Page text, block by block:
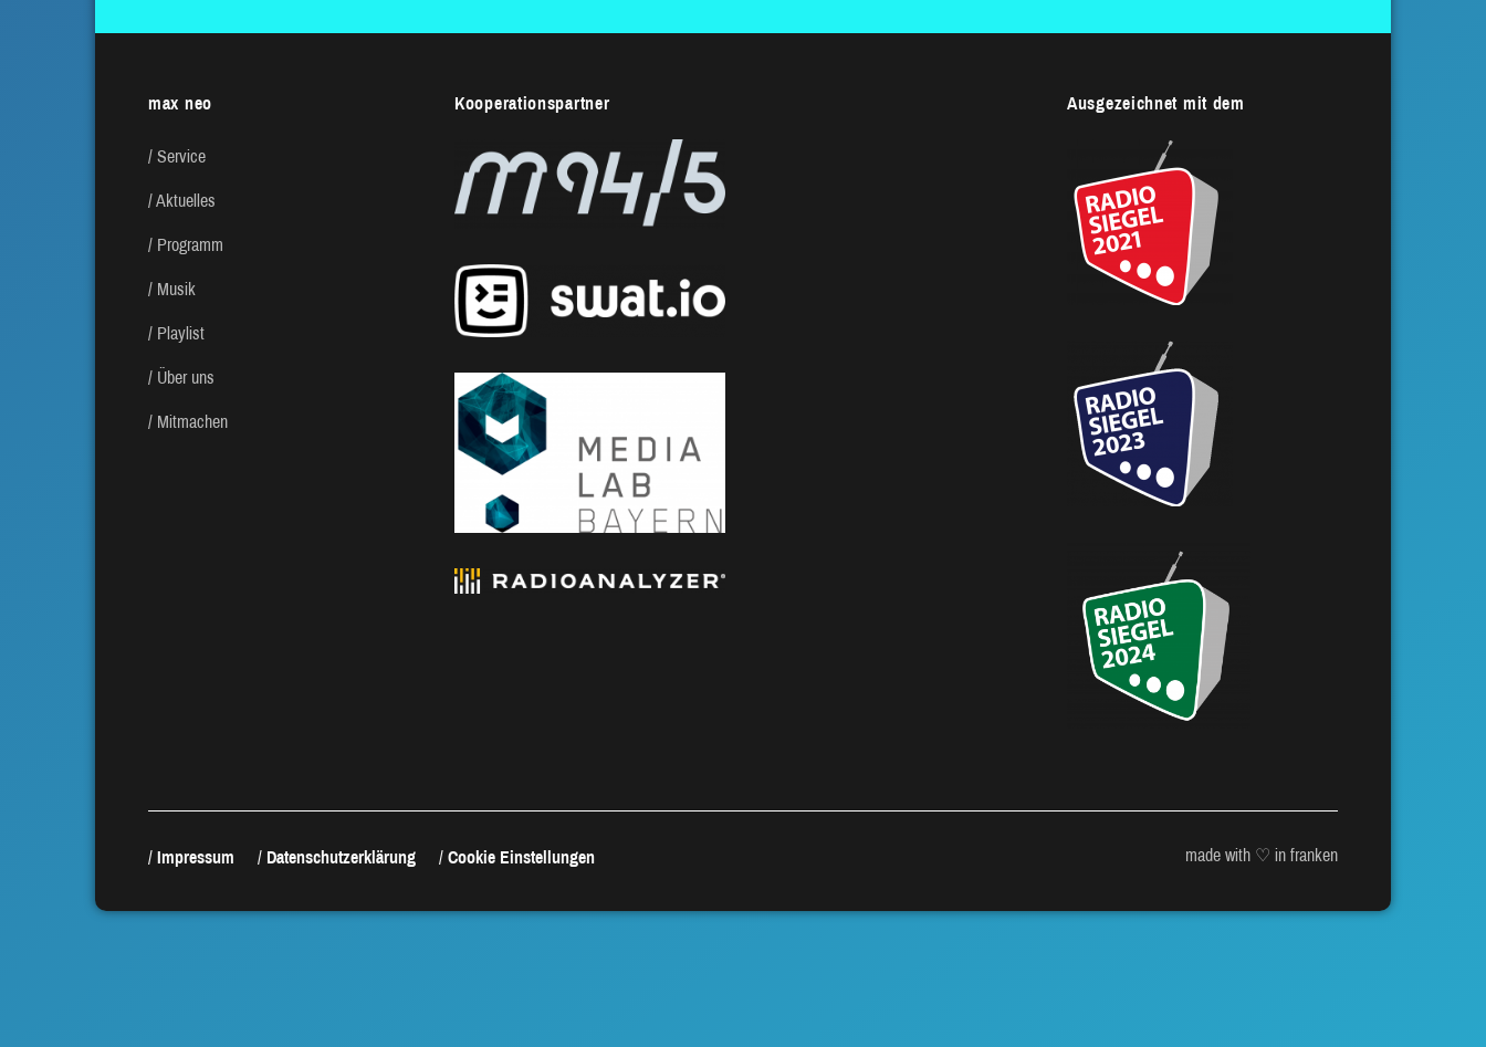
max neo
Service
Aktuelles
Programm
Musik
Playlist
Über uns
Mitmachen
Kooperationspartner Ausgezeichnet mit dem
Impressum Datenschutzerklärung Cookie Einstellungen made with ♡ in franken